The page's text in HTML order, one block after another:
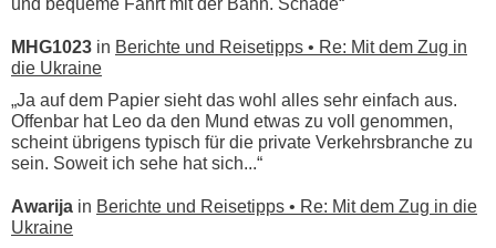
MHG1023 in Berichte und Reisetipps • Re: Mit dem Zug in
die Ukraine
„Ja auf dem Papier sieht das wohl alles sehr einfach aus.
Offenbar hat Leo da den Mund etwas zu voll genommen,
scheint übrigens typisch für die private Verkehrsbranche zu
sein. Soweit ich sehe hat sich...“
Awarija in Berichte und Reisetipps • Re: Mit dem Zug in die
Ukraine